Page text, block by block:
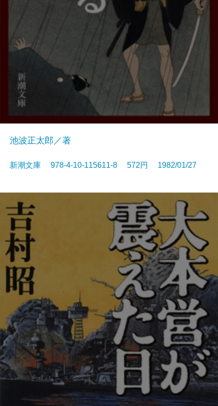
池波正太郎／著
新潮文庫 978-4-10-115611-8 572円 1982/01/27